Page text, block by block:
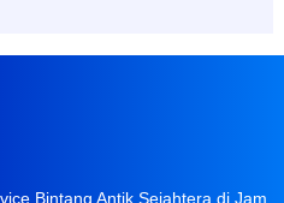
Bintang Antik Sejahtera di Jam